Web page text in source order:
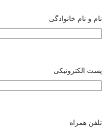
نام و نام خانوادگی
پست الکترونیکی
تلفن همراه